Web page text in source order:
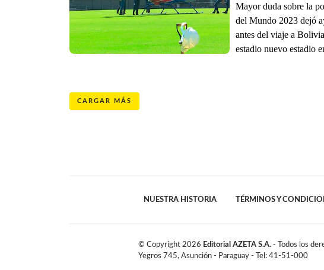
Mayor duda sobre la
del Mundo 2023 dejó
antes del viaje a
estadio nuevo estadio
CARGAR MÁS
NUESTRA HISTORIA TÉRMINOS Y
© Copyright 2026 Editorial AZETA S.A. - Todos los
Yegros 745, Asunción - Paraguay - Tel: 41-51-000